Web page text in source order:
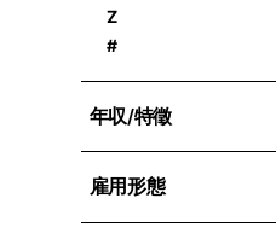
Z
#
年収/特徵
雇用形態